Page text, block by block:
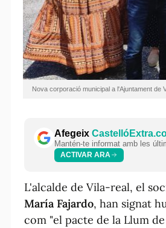
Nova corporació municipal a l'Ajuntament
Afegeix
Mantén-te informat amb les
ACTIVAR ARA
L'alcalde de Vila-real, el
María Fajardo, han signat
com "el pacte de la Llum